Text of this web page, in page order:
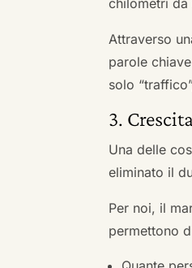
Attraverso
parole
solo
3.
Una delle
eliminato il
Per noi, il
permettono